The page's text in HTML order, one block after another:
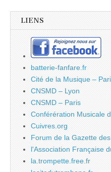
LIENS
batterie-fanfare.fr
Cité de la Musique –
CNSMD – Lyon
CNSMD – Paris
Conférération Musicale
Cuivres.org
Forum de la Gazette
l'Association Française
la.trompette.free.fr